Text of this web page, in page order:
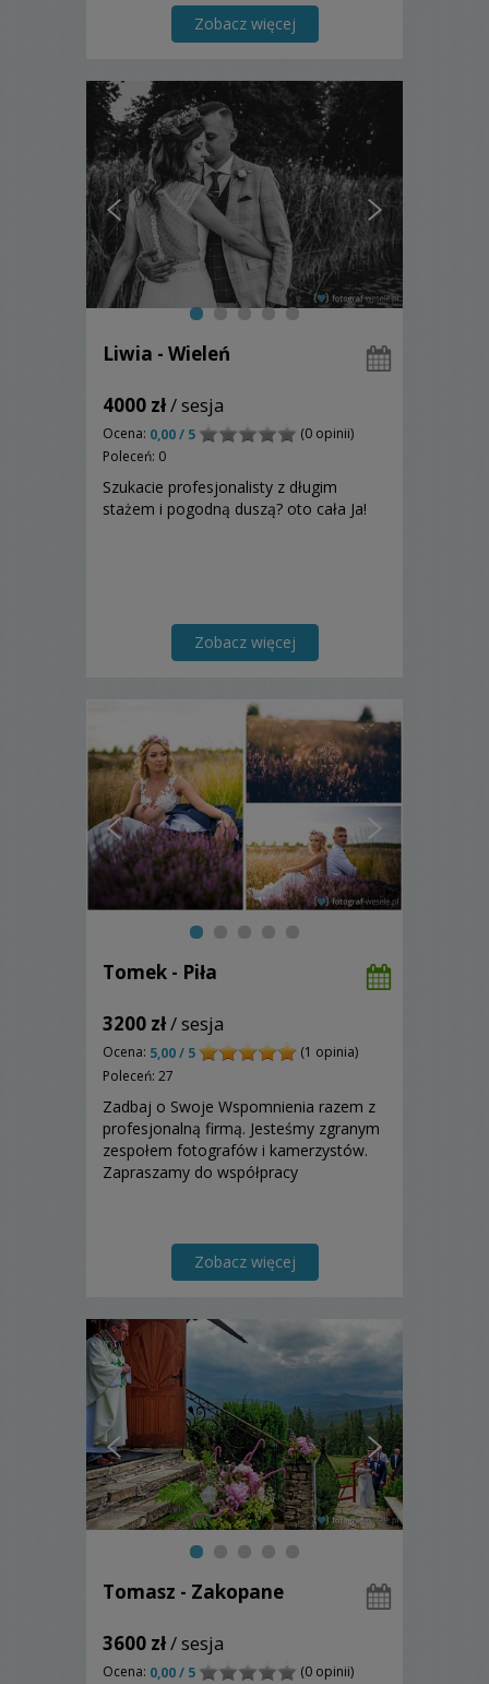
również Wasze emocje: szczęście,
miłość, radość?
Zobacz więcej
Liwia - Wieleń
4000 zł/ sesja
Ocena: 0,00 / 5
(0 opinii)
Poleceń: 0
Szukacie profesjonalisty z długim
stażem i pogodną duszą? oto cała Ja!
Zobacz więcej
Tomek - Piła
3200 zł/ sesja
Ocena: 5,00 / 5
(1 opinia)
Poleceń: 27
Zadbaj o Swoje Wspomnienia razem z
profesjonalną firmą. Jesteśmy zgranym
zespołem fotografów i kamerzystów.
Zapraszamy do współpracy
Zobacz więcej
Tomasz - Zakopane
3600 zł/ sesja
Ocena: 0,00 / 5 (0 opinii)